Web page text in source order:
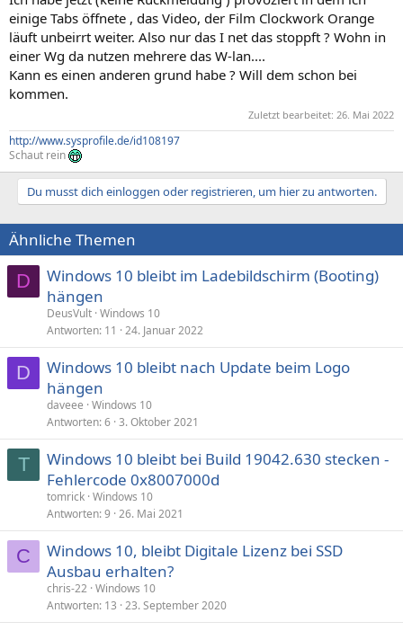
einige Tabs öffnete , das Video, der Film Clockwork Orange
läuft unbeirrt weiter. Also nur das I net das stoppft ? Wohn in
einer Wg da nutzen mehrere das W-lan....
Kann es einen anderen grund habe ? Will dem schon bei
kommen.
Zuletzt bearbeitet: 26. Mai 2022
http://www.sysprofile.de/id108197
Schaut rein
Du musst dich einloggen oder registrieren, um hier zu antworten.
Ähnliche Themen
D
Windows 10 bleibt im Ladebildschirm (Booting)
hängen
DeusVult Windows 10
Antworten 11 24. Januar 2022
D
Windows 10 bleibt nach Update beim Logo
hängen
daveee Windows 10
Antworten 6 3. Oktober 2021
T
Windows 10 bleibt bei Build 19042.630 stecken -
Fehlercode 0x8007000d
tomrick Windows 10
Antworten 9 26. Mai 2021
C
Windows 10, bleibt Digitale Lizenz bei SSD
Ausbau erhalten?
chris-22 Windows 10
Antworten 13 23. September 2020